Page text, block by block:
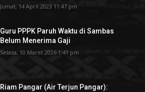
Jumat, 14 April 2023 11:47 pm
Guru PPPK Paruh Waktu di Sambas
Belum Menerima Gaji
Selasa, 10 Maret 2026 1:41 pm
Riam Pangar (Air Terjun Pangar):